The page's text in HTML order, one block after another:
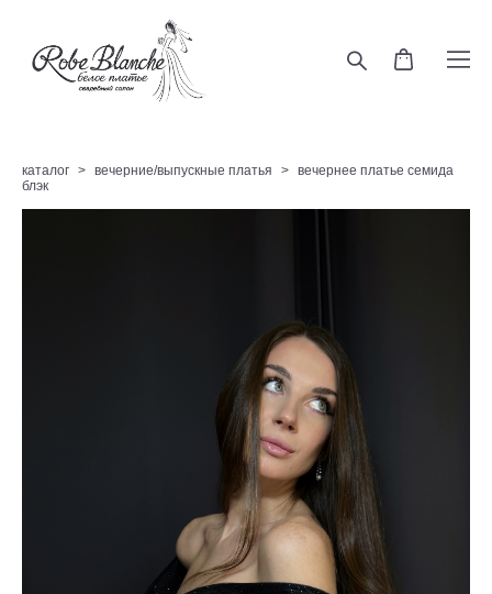
каталог > вечерние/выпускные платья > вечернее платье семида
блэк